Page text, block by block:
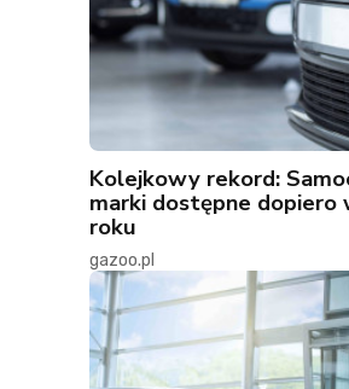
Kolejkowy rekord:
marki dostępne dopiero
roku
gazoo.pl